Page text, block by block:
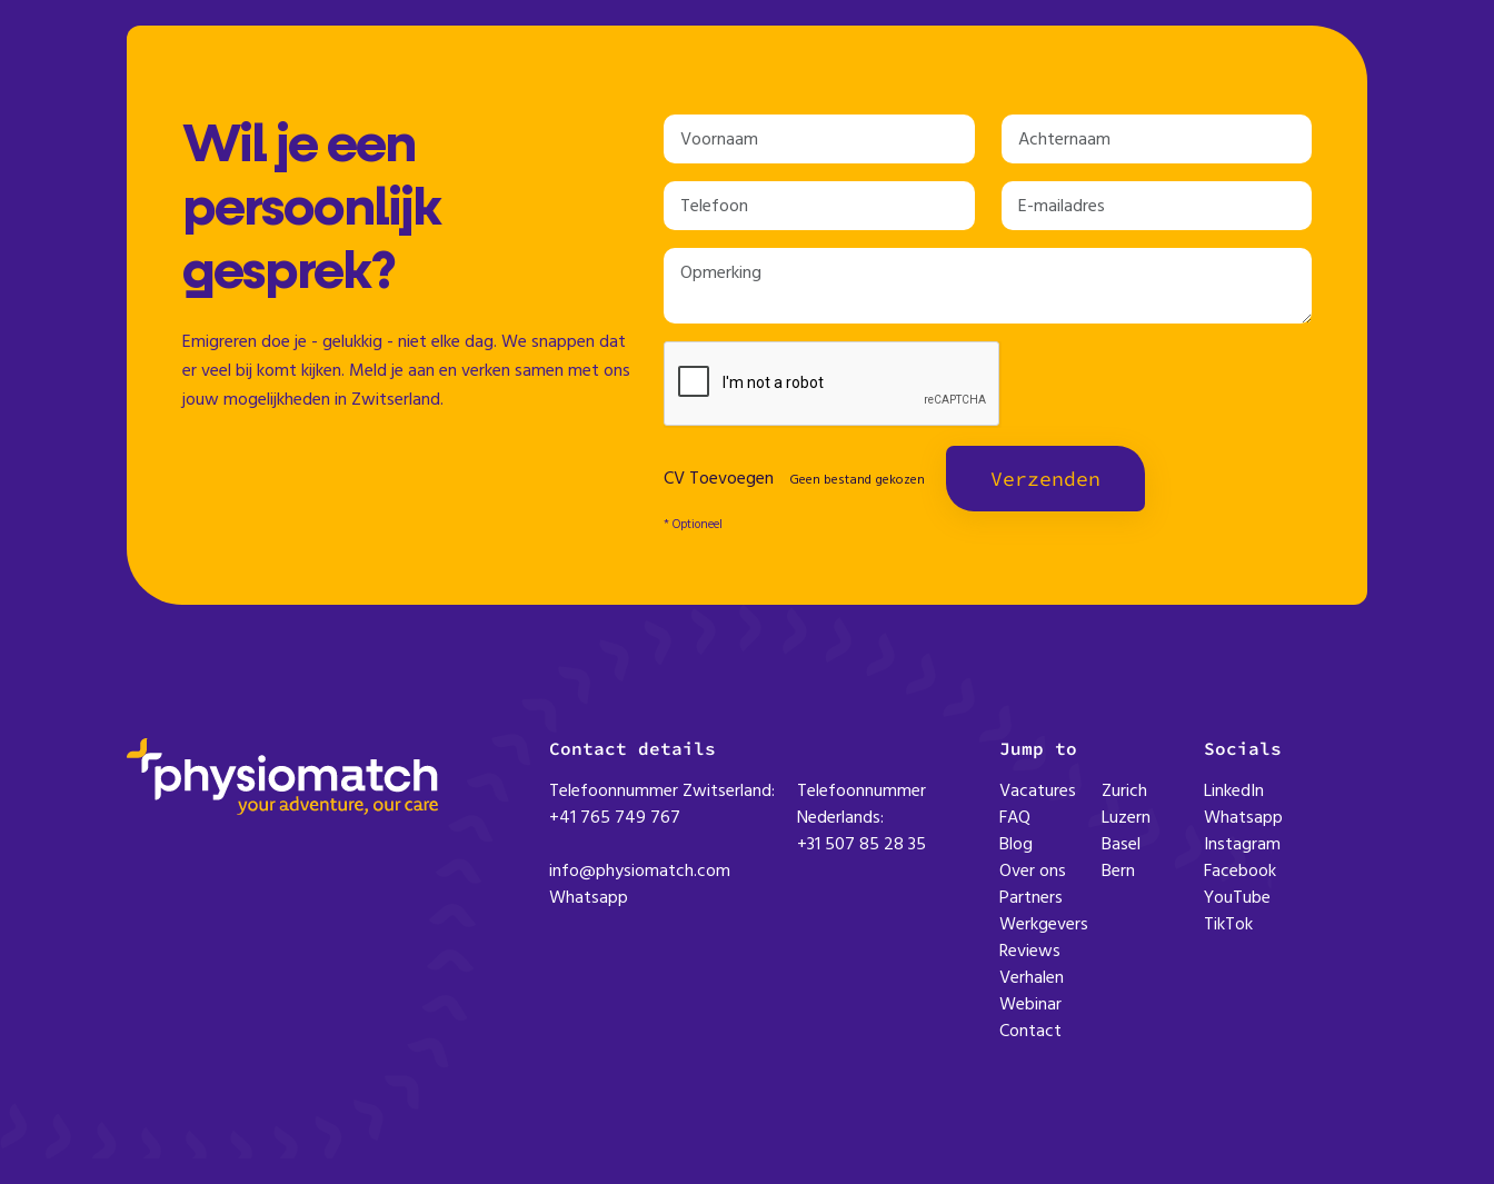
Wil je een
persoonlijk
gesprek?
Emigreren doe je - gelukkig - niet elke dag. We snappen dat
er veel bij komt kijken. Meld je aan en verken samen met ons
jouw mogelijkheden in Zwitserland.
CV Toevoegen Geen bestand gekozen Verzenden
* Optioneel
Contact details
Telefoonnummer Zwitserland:
+41 765 749 767
info@physiomatch.com
Whatsapp
Telefoonnummer
Nederlands:
+31 507 85 28 35
Jump to
Vacatures
FAQ
Blog
Over ons
Partners
Werkgevers
Reviews
Verhalen
Webinar
Contact
Zurich
Luzern
Basel
Bern
Socials
LinkedIn
Whatsapp
Instagram
Facebook
YouTube
TikTok